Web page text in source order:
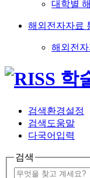
대학별
해외전자자료
해외전자
검색환경설정
검색도움말
다국어입력
검색